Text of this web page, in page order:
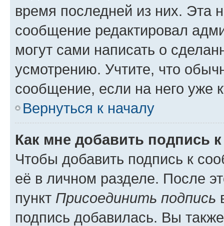
время последней из них. Эта
сообщение редактировал
могут сами написать о
усмотрению. Учтите, что
сообщение, если на него уже
Вернуться к началу
Как мне добавить подпись
Чтобы добавить подпись к
её в личном разделе. После
пункт Присоединить подпись
подпись добавилась. Вы